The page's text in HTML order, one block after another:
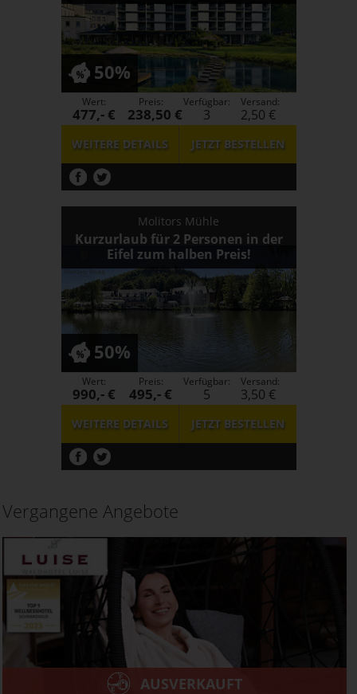
50%
WEITERE DETAILS JETZTBESTELLEN
Wert:
477,- €
Preis:
238,50 €
Verfügbar:
3
Versand:
2,50 €
Molitors Mühle
Kurzurlaub für 2 Personen in der
Eifel zum halben Preis!
50%
WEITERE DETAILS JETZTBESTELLEN
Wert:
990,- €
Preis:
495,- €
Verfügbar:
5
Versand:
3,50 €
Vergangene Angebote
AUSVERKAUFT